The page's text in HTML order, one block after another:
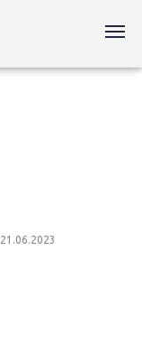
21.06.2023